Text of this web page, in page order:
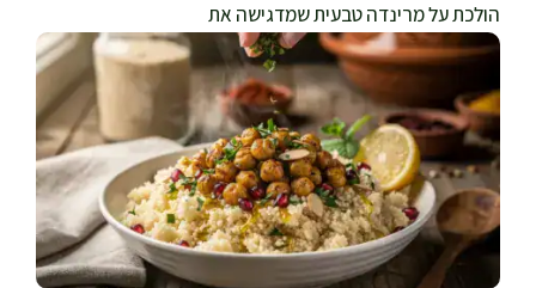
הולכת על מרינדה טבעית שמדגישה את